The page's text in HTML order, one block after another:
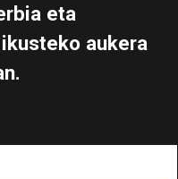
eta
aukera